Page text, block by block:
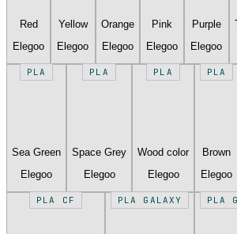
Red
Elegoo
Yellow
Elegoo
Orange
Elegoo
Pink
Elegoo
Purple
Elegoo
PLA
Sea Green
Elegoo
PLA
Space Grey
Elegoo
PLA
Wood color
Elegoo
PLA
Brown
Elegoo
PLA CF PLA GALAXY PLA